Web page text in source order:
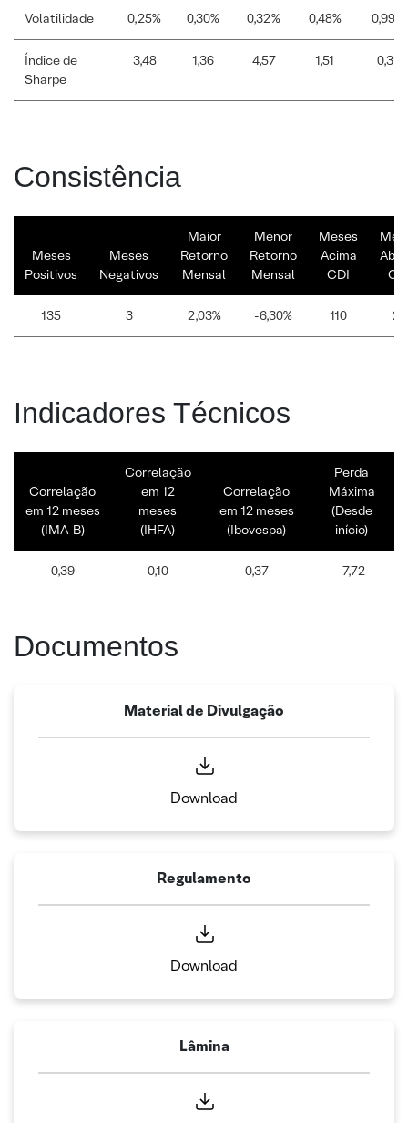
Volatilidade 0,25% 0,30% 0,32% 0,48% 0,99%
Índice de
Sharpe
3,48 1,36 4,57 1,51 0,31
Consistência
Meses
Positivos
Meses
Negativos
Maior
Retorno
Mensal
Menor
Retorno
Mensal
Meses
Acima
CDI
135 3 2,03% -6,30% 110 28
Indicadores Técnicos
Correlação
em 12 meses
(IMA-B)
Correlação
em 12
meses
(IHFA)
Correlação
em 12 meses
(Ibovespa)
Perda
Máxima
(Desde
início)
0,39 0,10 0,37 -7,72
Documentos
Material de Divulgação
Download
Regulamento
Download
Lâmina